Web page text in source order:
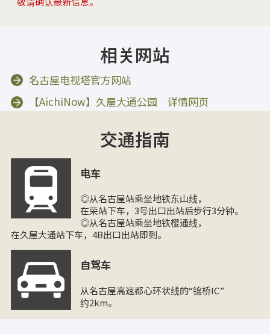
相关网站
名古屋电视塔官方网站
【AichiNow】久屋大通公园 详情网页
交通指南
电车
◎从名古屋站乘坐地铁东山线，
在荣站下车，3号出口出站后步行3分钟。
◎从名古屋站乘坐地铁樱通线，
在久屋大通站下车，4B出口出站即到。
自驾车
从名古屋高速都心环状线的“锦桥IC”
约2km。